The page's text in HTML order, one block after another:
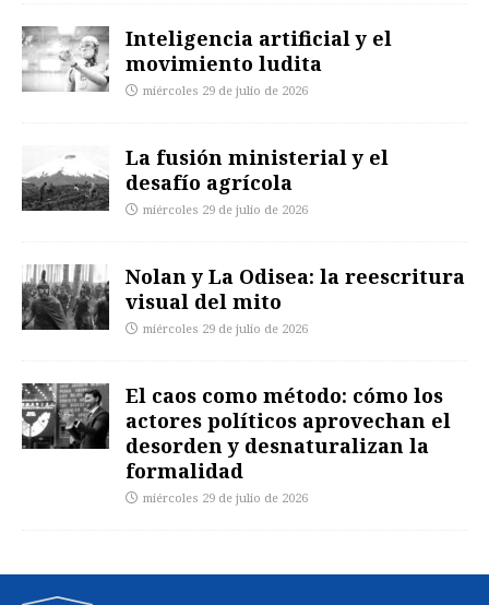
Inteligencia artificial y el
movimiento ludita
miércoles 29 de julio de 2026
La fusión ministerial y el
desafío agrícola
miércoles 29 de julio de 2026
Nolan y La Odisea: la reescritura
visual del mito
miércoles 29 de julio de 2026
El caos como método: cómo los
actores políticos aprovechan el
desorden y desnaturalizan la
formalidad
miércoles 29 de julio de 2026